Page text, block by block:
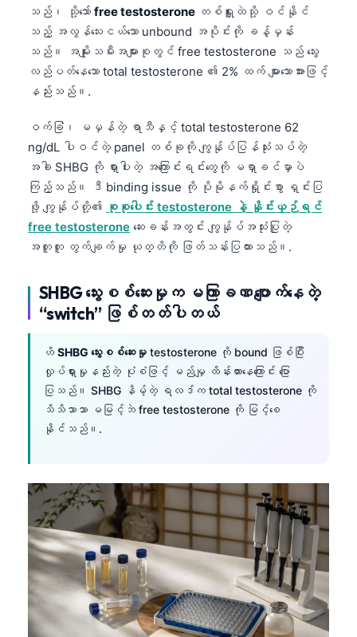
သည်၊ သို့သော် free testosterone တစ်ရှူးထဲသို့ ဝင်နိုင်
သည့် အလွန်သေးငယ်သော unbound အပိုင်းကို ခန့်မှန်း
သည်။ အမျိုးသမီးအများစုတွင် free testosterone သည် သွေး
လည်ပတ်နေသော total testosterone ၏ 2% ထက် များသောအားဖြင့်
နည်းသည်။.
ဝက်ခြံ၊ မမှန်တဲ့ ရာသီနှင့် total testosterone 62
ng/dL ပါဝင်တဲ့ panel တစ်ခုကို ကျွန်ုပ်ပြန်သုံးသပ်တဲ့
အခါ SHBG ကို ရှားပါးတဲ့ အကြောင်းရင်းတွေကို မရှာခင်မှာပဲ
ကြည့်သည်။ ဒီ binding issue ကို ပိုမိုနက်ရှိုင်းစွာ ရှင်းပြ
ဖို့ ကျွန်ုပ်တို့၏ စုစုပေါင်း testosterone နဲ့ နှိုင်းယှဉ်ရင်
free testosterone ဆေးခန်းအတွင်း ကျွန်ုပ်အသုံးပြုတဲ့
အတူတူ တွက်ချက်မှု ယုတ္တိကို ဖြတ်သန်းပြထားသည်။.
SHBG သွေးစစ်ဆေးမှုက မကြာခဏ ပျောက်နေတဲ့
“switch” ဖြစ်တတ်ပါတယ်
ဟိ SHBG သွေးစစ်ဆေးမှု testosterone ကို bound ဖြစ်ပြီး
လှုပ်ရှားမှုနည်းတဲ့ ပုံစံဖြင့် မည်မျှ ထိန်းထားနေကြောင်း ပြော
ပြသည်။ SHBG နိမ့်တဲ့ ရလဒ်က total testosterone ကို
သိသိသာသာ မမြင့်ဘဲ free testosterone ကို မြင့်စေ
နိုင်သည်။.